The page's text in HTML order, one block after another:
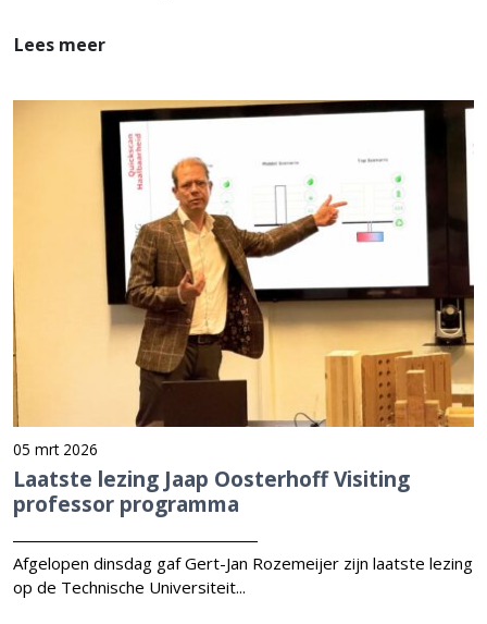
Lees meer
05 mrt 2026
Laatste lezing Jaap Oosterhoff Visiting
professor programma
Afgelopen dinsdag gaf Gert-Jan Rozemeijer zijn laatste lezing
op de Technische Universiteit...